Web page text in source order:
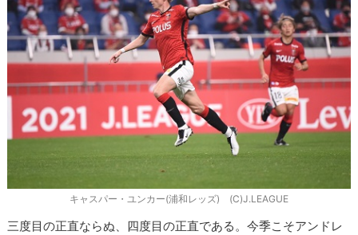
キャスパー・ユンカー(浦和レッズ) (C)J.LEAGUE
三度目の正直ならぬ、四度目の正直である。今季こそアンドレ